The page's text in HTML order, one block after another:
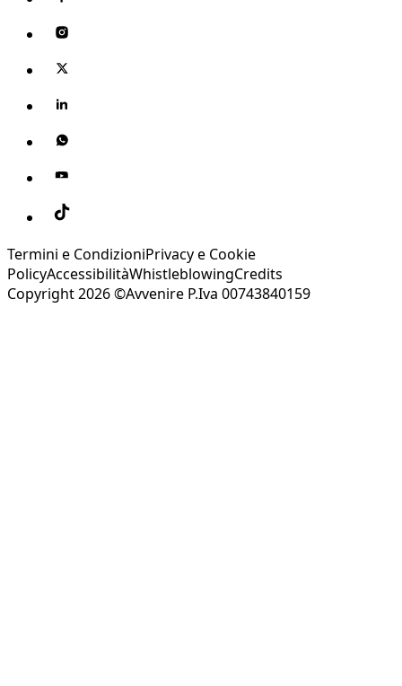
Termini e CondizioniPrivacy e Cookie
PolicyAccessibilitàWhistleblowingCredits
Copyright 2026 ©Avvenire P.Iva 00743840159